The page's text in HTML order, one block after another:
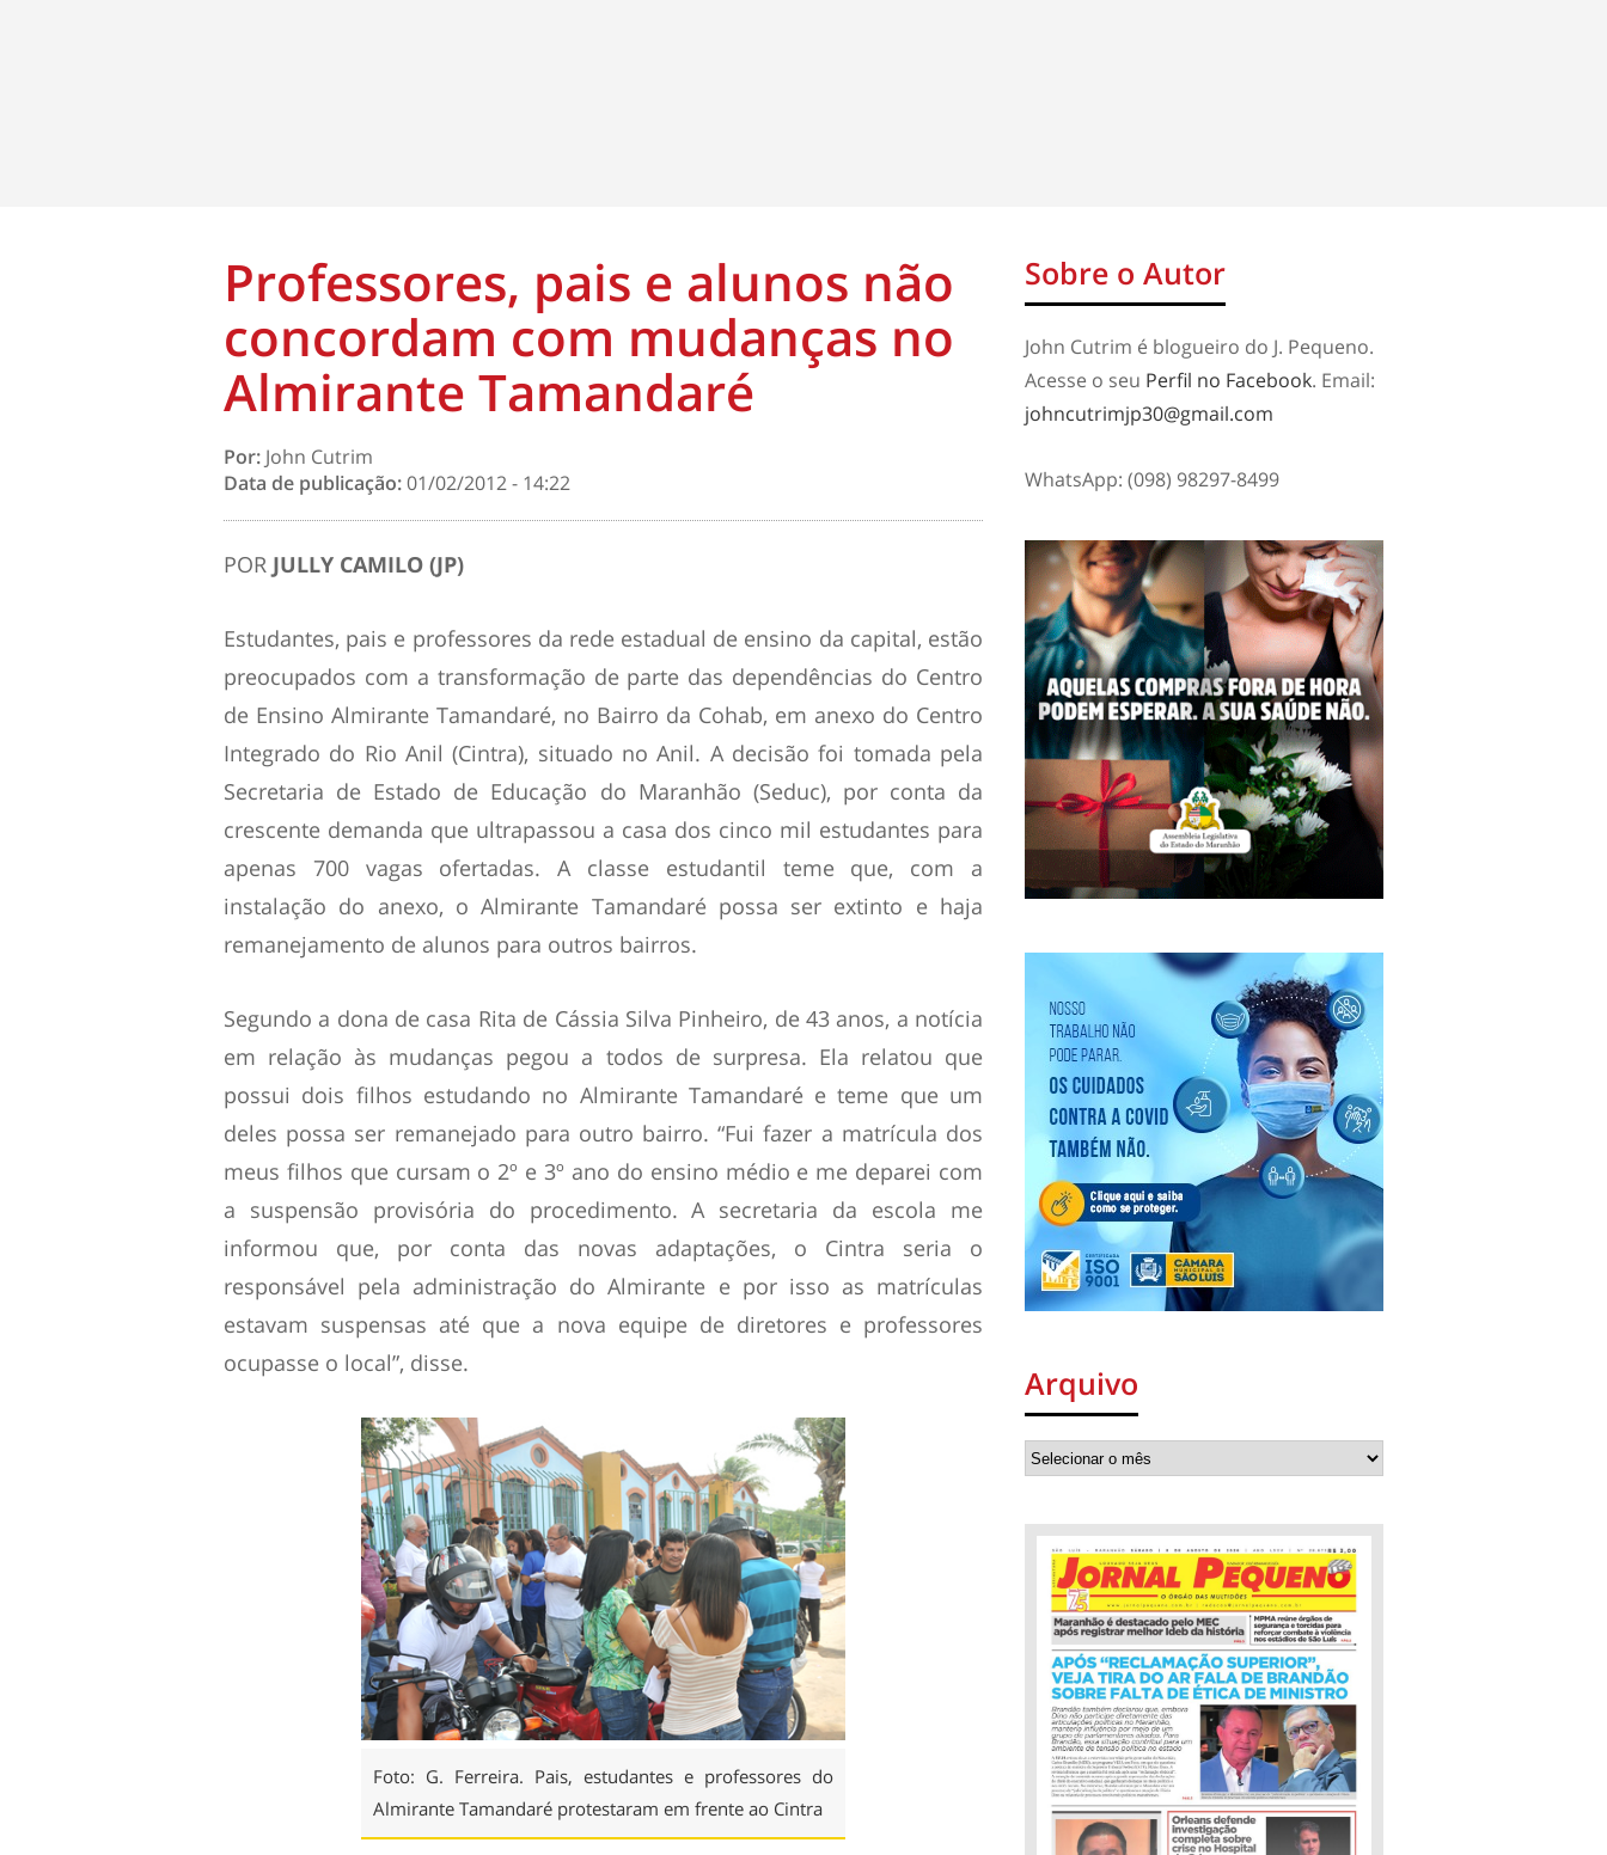
Professores, pais e alunos não
concordam com mudanças no
Almirante Tamandaré
Por: John Cutrim
Data de publicação:01/02/2012 - 14:22
POR JULLY CAMILO (JP)
Estudantes, pais e professores da rede estadual de ensino da capital, estão
preocupados com a transformação de parte das dependências do Centro
de Ensino Almirante Tamandaré, no Bairro da Cohab, em anexo do Centro
Integrado do Rio Anil (Cintra), situado no Anil. A decisão foi tomada pela
Secretaria de Estado de Educação do Maranhão (Seduc), por conta da
crescente demanda que ultrapassou a casa dos cinco mil estudantes para
apenas 700 vagas ofertadas. A classe estudantil teme que, com a
instalação do anexo, o Almirante Tamandaré possa ser extinto e haja
remanejamento de alunos para outros bairros.
Segundo a dona de casa Rita de Cássia Silva Pinheiro, de 43 anos, a notícia
em relação às mudanças pegou a todos de surpresa. Ela relatou que
possui dois filhos estudando no Almirante Tamandaré e teme que um
deles possa ser remanejado para outro bairro. “Fui fazer a matrícula dos
meus filhos que cursam o 2º e 3º ano do ensino médio e me deparei com
a suspensão provisória do procedimento. A secretaria da escola me
informou que, por conta das novas adaptações, o Cintra seria o
responsável pela administração do Almirante e por isso as matrículas
estavam suspensas até que a nova equipe de diretores e professores
ocupasse o local”, disse.
Foto: G. Ferreira. Pais, estudantes e professores do
Almirante Tamandaré protestaram em frente ao Cintra
Sobre o Autor
John Cutrim é blogueiro do J. Pequeno.
Acesse o seu Perfil no Facebook. Email:
johncutrimjp30@gmail.com
WhatsApp: (098) 98297-8499
Arquivo